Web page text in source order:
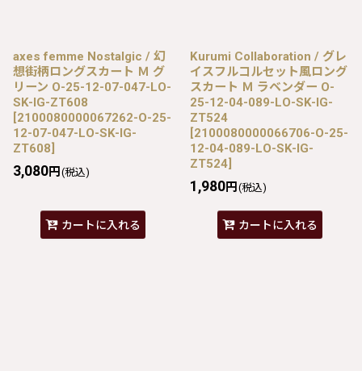
axes femme Nostalgic / 幻
想街柄ロングスカート Ｍ グ
リーン O-25-12-07-047-LO-
SK-IG-ZT608
[2100080000067262-O-25-
12-07-047-LO-SK-IG-
ZT608]
3,080円 (税込)
カートに入れる
Kurumi Collaboration / グレ
イスフルコルセット風ロング
スカート Ｍ ラベンダー O-
25-12-04-089-LO-SK-IG-
ZT524
[2100080000066706-O-25-
12-04-089-LO-SK-IG-
ZT524]
1,980円 (税込)
カートに入れる